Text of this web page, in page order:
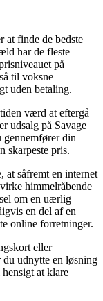
at finde de bedste
har de fleste
på
til voksne –
uden betaling.
værd at eftergå
udsalg på Savage
din
skarpeste pris.
at såfremt en internet
himmelråbende
om en uærlig
en del af en
online forretninger.
eller
udnytte en løsning
at klare